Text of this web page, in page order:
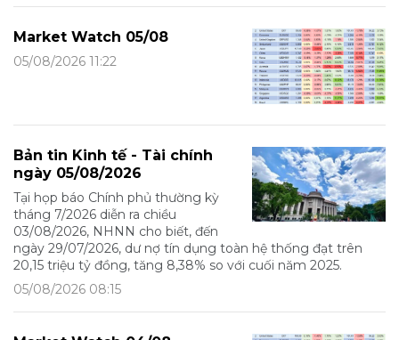
Market Watch 05/08
05/08/2026 11:22
Bản tin Kinh tế - Tài chính
ngày 05/08/2026
Tại họp báo Chính phủ thường kỳ
tháng 7/2026 diễn ra chiều
03/08/2026, NHNN cho biết, đến
ngày 29/07/2026, dư nợ tín dụng toàn hệ thống đạt trên
20,15 triệu tỷ đồng, tăng 8,38% so với cuối năm 2025.
05/08/2026 08:15